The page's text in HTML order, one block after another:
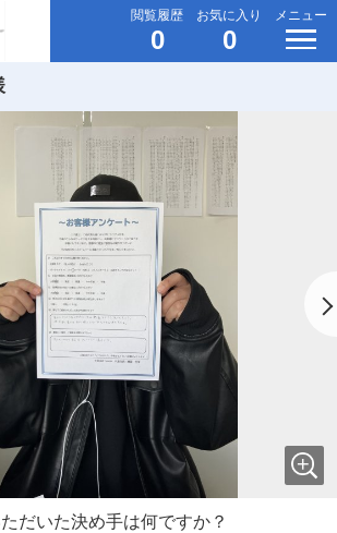
閲覧履歴
0
お気に入り
0
メニュー
だいた決め手は何ですか？